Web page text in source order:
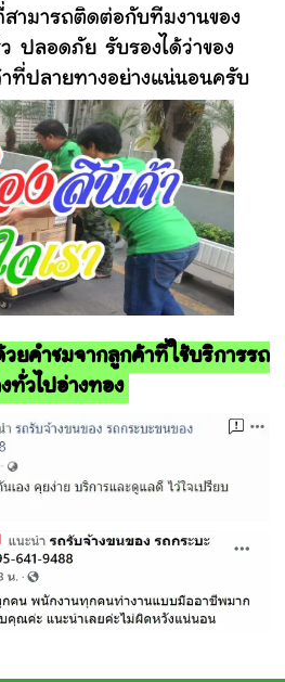
ามารถติดต่อกับทีมงานของ
ว ปลอดภัย รับรองได้ว่าของ
ที่ปลายทางอย่างแน่นอนครับ
ยคำชมจากลูกค้าที่ใช้บริการรถ
ทั่วไปอ่างทอง